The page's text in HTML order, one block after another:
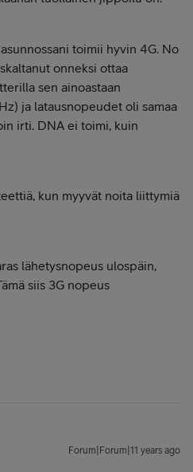
toimii hyvin 4G. No
onneksi ottaa
sen ainoastaan
ja latausnopeudet oli samaa
irti. DNA ei toimi, kuin
kun myyvät noita liittymiä
lähetysnopeus ulospäin,
siis 3G nopeus
Forum|Forum|11 years ago